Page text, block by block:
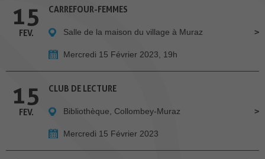
15
FEV.
CARREFOUR-FEMMES
Salle de la maison du village à Muraz
Mercredi 15 Février 2023, 19h
15
FEV.
CLUB DE LECTURE
Bibliothèque, Collombey-Muraz
Mercredi 15 Février 2023